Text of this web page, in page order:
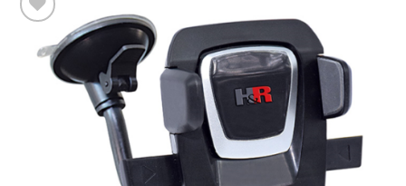
לרשימת
המשאלות